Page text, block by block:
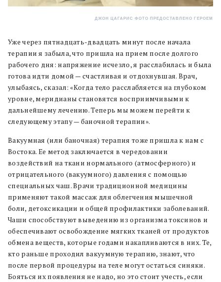
ДЖОН ЦАГАРИС ФОТО ПРЕДОСТАВЛЕНО ГЕРОЕМ
Уже через пятнадцать-двадцать минут после начала
терапии я забыла, что пришла на прием после долгого
рабочего дня: напряжение исчезло, я расслабилась и была
готова идти домой — счастливая и отдохнувшая. Врач,
улыбаясь, сказал: «Когда тело расслабляется на глубоком
уровне, меридианы становятся восприимчивыми к
дальнейшему лечению. Теперь мы можем перейти к
следующему этапу — баночной терапии».
Вакуумная (или баночная) терапия тоже пришла к нам с
Востока. Ее метод заключается в чередовании
воздействий на ткани нормального (атмосферного) и
отрицательного (вакуумного) давления с помощью
специальных чаш. Врачи традиционной медицины
применяют такой массаж для облегчения мышечной
боли, детоксикации и общей профилактики заболеваний.
Чаши способствуют выведению из организма токсинов и
обеспечивают освобождение мягких тканей от продуктов
обмена веществ, которые годами накапливаются в них. Те,
кто раньше проходил вакуумную терапию, знают, что
после первой процедуры на теле могут остаться синяки.
Бояться их появления не надо, но это стоит учесть, если